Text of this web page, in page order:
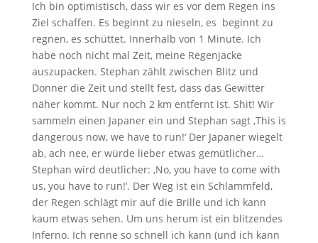
Ich bin optimistisch, dass wir es vor dem Regen ins
Ziel schaffen. Es beginnt zu nieseln, es beginnt zu
regnen, es schüttet. Innerhalb von 1 Minute. Ich
habe noch nicht mal Zeit, meine Regenjacke
auszupacken. Stephan zählt zwischen Blitz und
Donner die Zeit und stellt fest, dass das Gewitter
näher kommt. Nur noch 2 km entfernt ist. Shit! Wir
sammeln einen Japaner ein und Stephan sagt ‚This is
dangerous now, we have to run!‘ Der Japaner wiegelt
ab, ach nee, er würde lieber etwas gemütlicher…
Stephan wird deutlicher: ‚No, you have to come with
us, you have to run!‘. Der Weg ist ein Schlammfeld,
der Regen schlägt mir auf die Brille und ich kann
kaum etwas sehen. Um uns herum ist ein blitzendes
Inferno. Ich renne so schnell ich kann (und ich kann